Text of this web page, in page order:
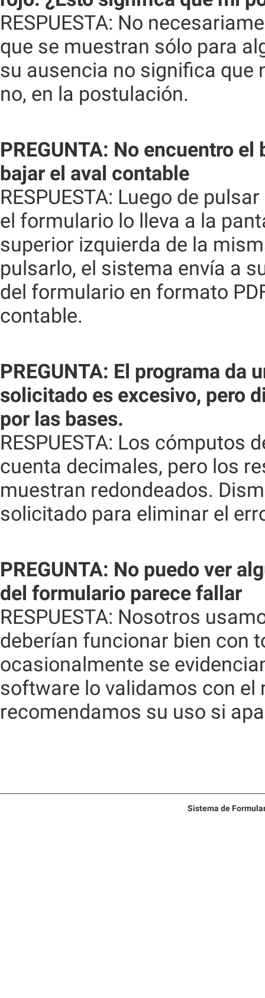
RESPUESTA: No
que se muestran sólo para
su ausencia no significa que
no, en la postulación.
PREGUNTA: No encuentro
bajar el aval contable
RESPUESTA: Luego de
el formulario lo lleva a la
superior izquierda de la
pulsarlo, el sistema envía a
del formulario en formato
contable.
PREGUNTA: El programa da
solicitado es excesivo, pero
por las bases.
RESPUESTA: Los cómputos
cuenta decimales, pero los
muestran redondeados.
solicitado para eliminar el
PREGUNTA: No puedo ver
del formulario parece fallar
RESPUESTA: Nosotros
deberían funcionar bien con
ocasionalmente se
software lo validamos con el
recomendamos su uso si
Sistema de